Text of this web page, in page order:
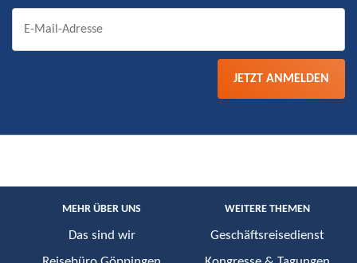
JETZT ANMELDEN
MEHR ÜBER UNS
Das sind wir
WEITERE THEMEN
Geschäftsreisedienst